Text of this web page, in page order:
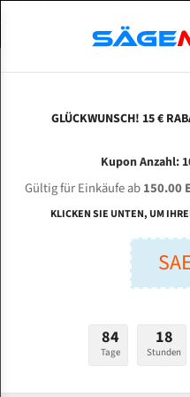
TANNU Tools HAS
Stärken
ABOUTS
ENGLISH
Bi-Metall Meterware
Fleischerei Bandsägeblätter
Bandmesser Glatt Meterware
Konvex Meterware
GLÜCKWUNSCH! 15 €
Kupon Anzahl:
Gültig für Einkäufe ab150.00
KLICKEN SIE UNTEN, UM
84
Tage
18
Stunden